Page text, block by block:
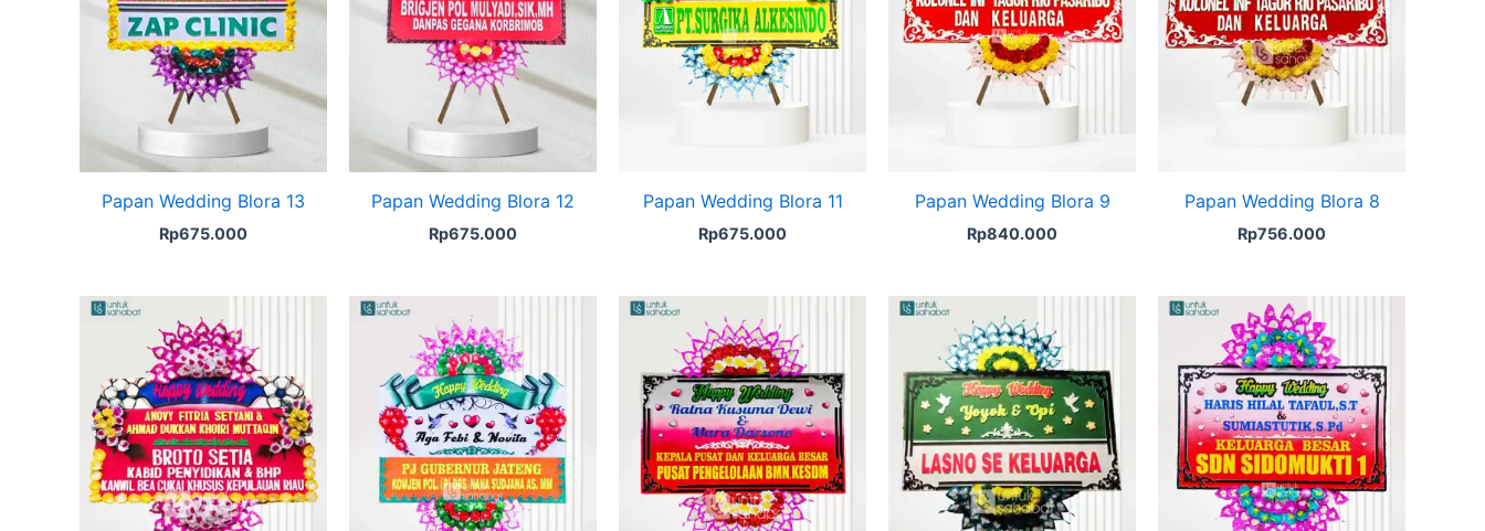
Papan Wedding Blora 13
Rp675.000
Papan Wedding Blora 12
Rp675.000
Papan Wedding Blora 11
Rp675.000
Papan Wedding Blora 9
Rp840.000
Papan Wedding Blora 8
Rp756.000
Original
price
was:
Rp599.000.Rp575.000.